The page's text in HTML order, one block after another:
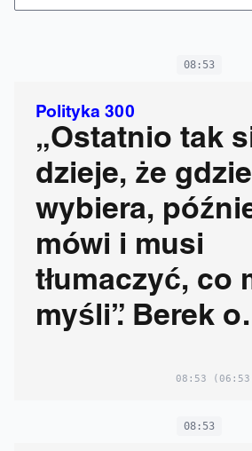
08:53
Polityka 300
„Ostatnio tak
dzieje, że
wybiera,
mówi i musi
tłumaczyć, co
myśli”. Berek o
08:53
08:53